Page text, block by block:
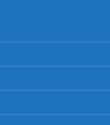
cần điều khiển
thân, đối tác tại
tivi dễ dàng. Lưu
mua thêm